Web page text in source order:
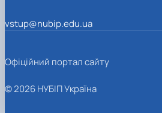
vstup@nubip.edu.ua
Офіційний портал сайту
© 2026 НУБІП Україна